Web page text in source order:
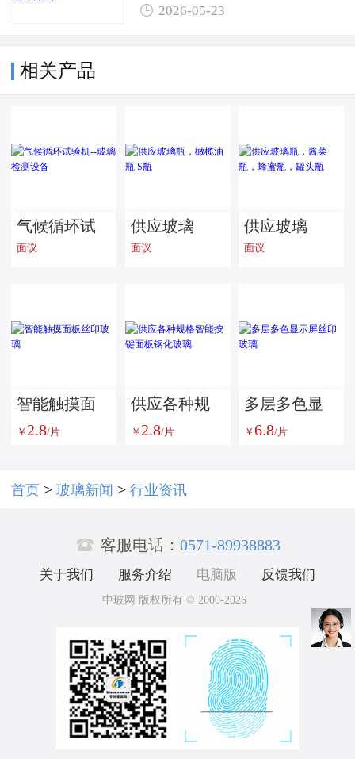
 2026-05-23
相关产品
气候循环试
验机--玻璃检
面议
供应玻璃
瓶，橄榄油
面议
供应玻璃
瓶，酱菜
面议
智能触摸面
板丝印玻璃
￥ 2.8/片
​供应各种规
格智能按键
璃
￥ 2.8/片
多层多色显
示屏丝印玻
￥ 6.8/片
首页 > 玻璃新闻 > 行业资讯
 客服电话： 0571-89938883
关于我们 服务介绍 电脑版 反馈我们
中玻网 版权所有 © 2000-2026